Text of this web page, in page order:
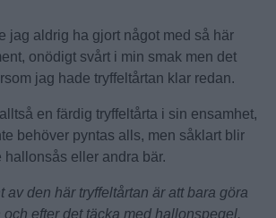
jag aldrig ha gjort något med så här
onödigt svårt i min smak men det
jag hade tryffeltårtan klar redan.
en färdig tryffeltårta i sin ensamhet,
behöver pyntas alls, men såklart blir
hallonsås eller andra bär.
av den här tryffeltårtan är att bara göra
och efter det täcka med hallonspegel.